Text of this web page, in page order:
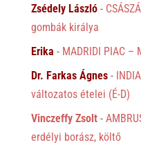
Zsédely László-
gombák királya
Erika - MADRIDI PIAC –
Dr. Farkas Ágnes-
változatos ételei (É-D)
Vinczeffy Zsolt-
erdélyi borász, költő